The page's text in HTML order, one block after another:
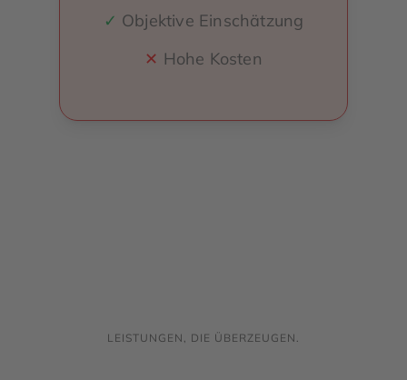
✓ Objektive Einschätzung
✕ Hohe Kosten
LEISTUNGEN, DIE ÜBERZEUGEN.